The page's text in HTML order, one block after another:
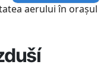
aerului în orașul